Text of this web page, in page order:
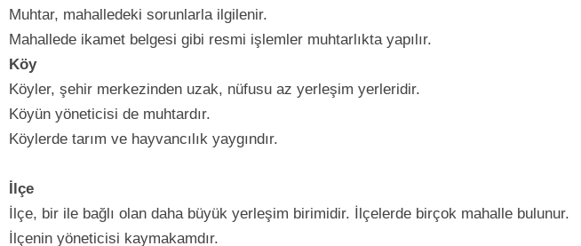
Muhtar, mahalledeki sorunlarla ilgilenir.
Mahallede ikamet belgesi gibi resmi işlemler muhtarlıkta yapılır.
Köy
Köyler, şehir merkezinden uzak, nüfusu az yerleşim yerleridir.
Köyün yöneticisi de muhtardır.
Köylerde tarım ve hayvancılık yaygındır.
İlçe
İlçe, bir ile bağlı olan daha büyük yerleşim birimidir. İlçelerde birçok mahalle bulunur.
İlçenin yöneticisi kaymakamdır.